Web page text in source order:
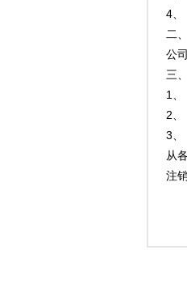
4、
二、
公
三
1、
2、
3、
从
注